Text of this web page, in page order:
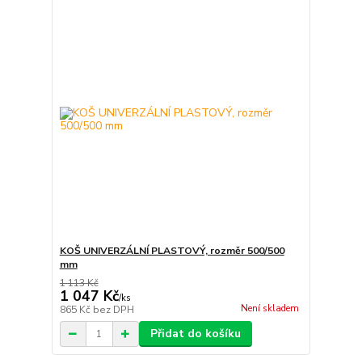
KOŠ UNIVERZÁLNÍ PLASTOVÝ, rozměr 500/500
mm
1 113 Kč
1 047 Kč/ks
865 Kč bez DPH Není skladem
Přidat do košíku